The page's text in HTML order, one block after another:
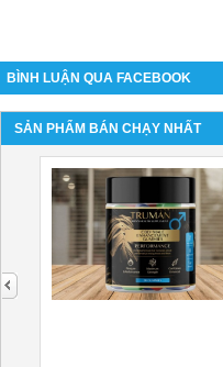
BÌNH LUẬN QUA FACEBOOK
SẢN PHẨM BÁN CHẠY NHẤT
next